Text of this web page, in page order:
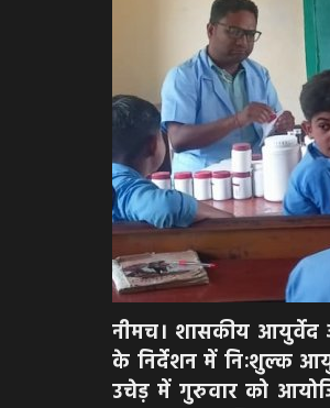
नीमच। शासकीय आयुर्वेद
के निर्देशन में निःशुल्क
उचेड़ में गुरुवार को